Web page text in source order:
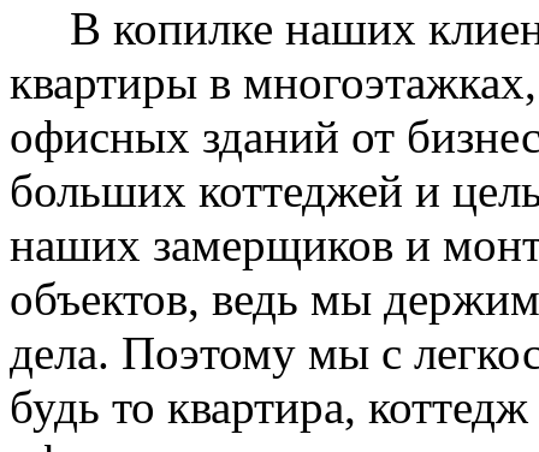
В копилке наших
квартиры в
офисных зданий от
больших коттеджей и
наших замерщиков и
объектов, ведь мы
дела. Поэтому мы с
будь то квартира,